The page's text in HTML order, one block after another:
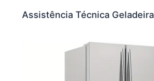
Assistência Técnica Geladeira